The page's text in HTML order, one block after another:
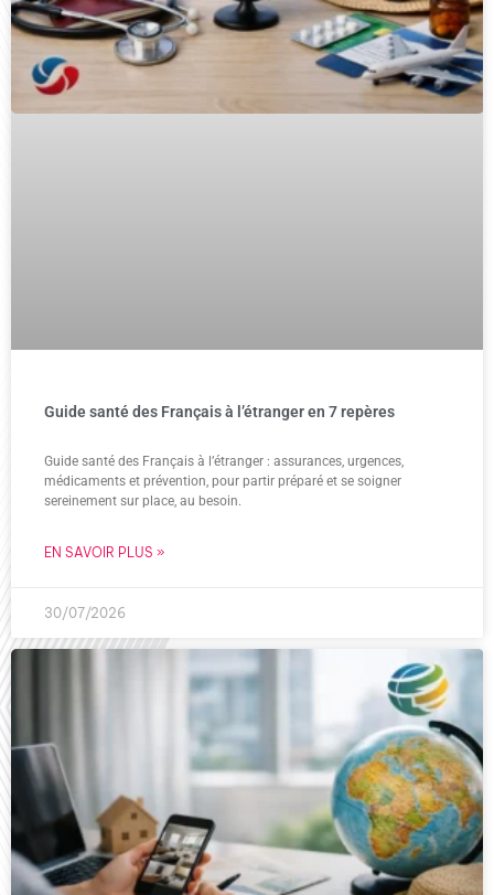
Guide santé des Français à l’étranger en 7 repères
Guide santé des Français à l’étranger : assurances, urgences,
médicaments et prévention, pour partir préparé et se soigner
sereinement sur place, au besoin.
EN SAVOIR PLUS »
30/07/2026